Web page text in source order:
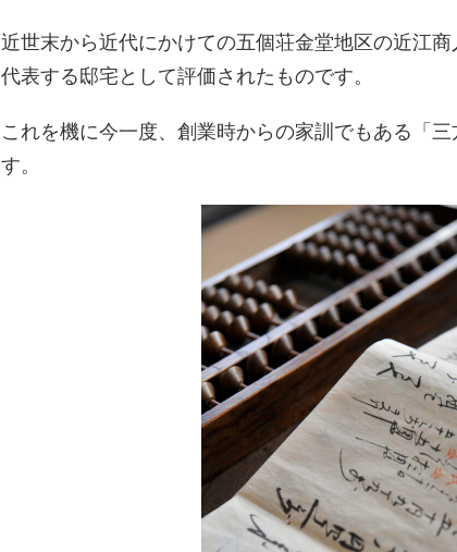
近世末から近代にかけての五個荘金堂地区の近江
代表する邸宅として評価されたものです。
これを機に今一度、創業時からの家訓でもある「
す。
スタッフブログ 京だより
祇園のえべっさん